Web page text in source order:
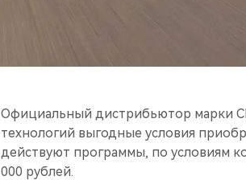
Официальный дистрибьютор марки
технологий выгодные условия
действуют программы, по условиям
000 рублей.